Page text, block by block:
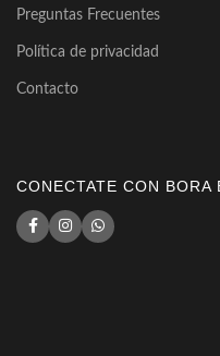
Preguntas Frecuentes
Política de privacidad
Contacto
CONECTATE CON BORA